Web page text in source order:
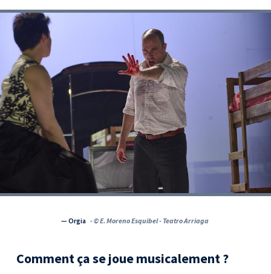
— Orgia - © E. Moreno Esquibel - Teatro Arriaga
Comment ça se joue musicalement ?